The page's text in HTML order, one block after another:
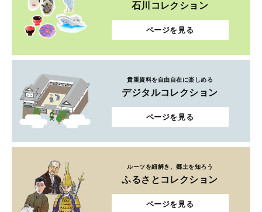
石川コレクション
ページを見る
貴重資料を自由自在に楽しめる
デジタルコレクション
ページを見る
ルーツを紐解き、郷土を知ろう
ふるさとコレクション
ページを見る